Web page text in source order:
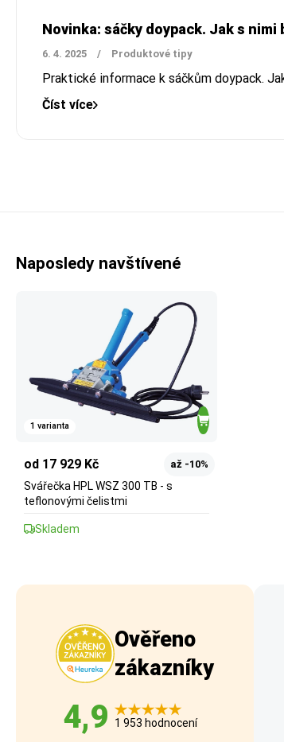
Novinka: sáčky doypack. Jak s nimi
6. 4. 2025 / Produktové tipy
Praktické informace k sáčkům doypack.
Číst více
Naposledy navštívené
1 varianta
od 17 929 Kč až -10%
Svářečka HPL WSZ 300 TB - s
teflonovými čelistmi
Skladem
Ověřeno
zákazníky
4,9 1 953 hodnocení